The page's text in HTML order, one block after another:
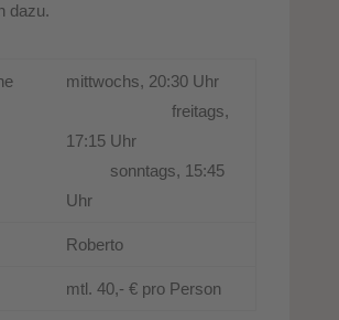
dazu.
mittwochs, 20:30 Uhr
freitags,
17:15 Uhr
sonntags, 15:45
Uhr
Roberto
mtl. 40,- € pro Person